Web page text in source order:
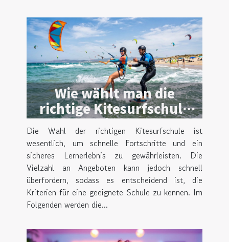
Wie wählt man die
richtige Kitesurfschule
für effektives Lernen?
Die Wahl der richtigen Kitesurfschule ist
wesentlich, um schnelle Fortschritte und ein
sicheres Lernerlebnis zu gewährleisten. Die
Vielzahl an Angeboten kann jedoch schnell
überfordern, sodass es entscheidend ist, die
Kriterien für eine geeignete Schule zu kennen. Im
Folgenden werden die...